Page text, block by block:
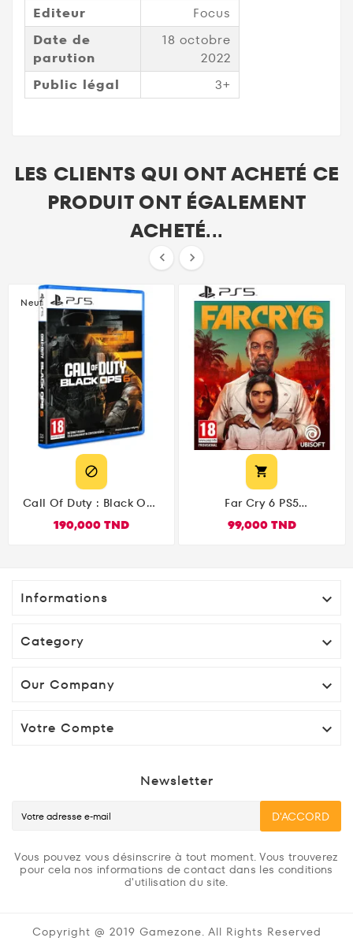
Editeur
Focus
Date de
parution
18 octobre
2022
Public légal
3+
LES CLIENTS QUI ONT ACHETÉ CE
PRODUIT ONT ÉGALEMENT
ACHETÉ...
 
Neuf

Call Of Duty : Black Ops
190,000 TND

Far Cry 6 PS5
99,000 TND
Informations 
Category 
Our Company 
Votre Compte 
Newsletter
D'ACCORD
Vous pouvez vous désinscrire à tout moment. Vous trouverez
pour cela nos informations de contact dans les conditions
d'utilisation du site.
Copyright @ 2019 Gamezone. All Rights Reserved